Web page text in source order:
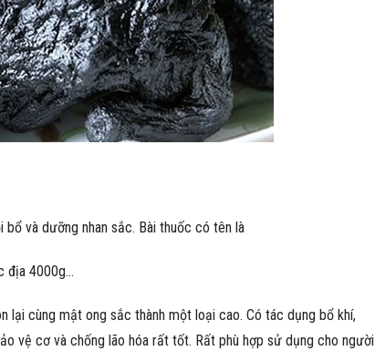
và dưỡng nhan sắc. Bài thuốc có tên là
địa 4000g…
cùng mật ong sắc thành một loại cao. Có tác dụng bổ khí,
vệ cơ và chống lão hóa rất tốt. Rất phù hợp sử dụng cho người